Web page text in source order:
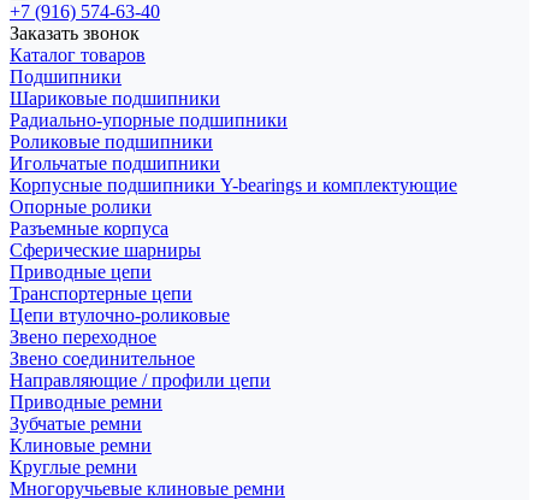
+7 (916) 574-63-40
Заказать звонок
Каталог товаров
Подшипники
Шариковые подшипники
Радиально-упорные подшипники
Роликовые подшипники
Игольчатые подшипники
Корпусные подшипники Y-bearings и комплектующие
Опорные ролики
Разъемные корпуса
Сферические шарниры
Приводные цепи
Транспортерные цепи
Цепи втулочно-роликовые
Звено переходное
Звено соединительное
Направляющие / профили цепи
Приводные ремни
Зубчатые ремни
Клиновые ремни
Круглые ремни
Многоручьевые клиновые ремни